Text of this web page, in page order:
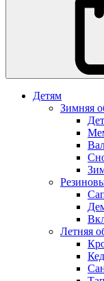
Детям
Зимняя
Летняя